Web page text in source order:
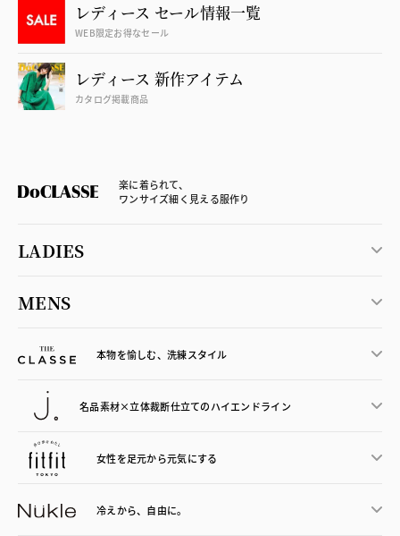
レディース セール情報一覧
WEB限定お得なセール
レディース 新作アイテム
カタログ掲載商品
楽に着られて、
ワンサイズ細く見える服作り
LADIES
MENS
本物を愉しむ、洗練スタイル
名品素材×立体裁断仕立てのハイエンドライン
女性を足元から元気にする
冷えから、 自由に。